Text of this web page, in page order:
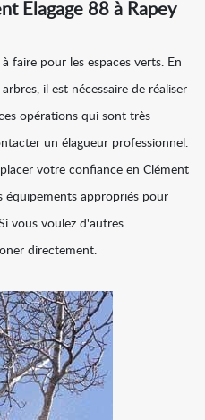
Elagage 88 à Rapey
faire pour les espaces verts. En
il est nécessaire de réaliser
opérations qui sont très
un élagueur professionnel.
votre confiance en Clément
équipements appropriés pour
vous voulez d'autres
directement.